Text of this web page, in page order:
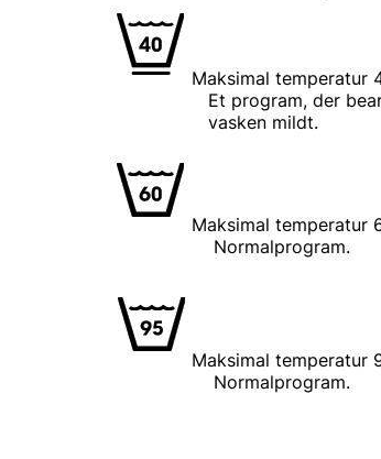
Maksimal temperatur
Et program, der
vasken mildt.
Maksimal temperatur
Normalprogram.
Maksimal temperatur
Normalprogram.